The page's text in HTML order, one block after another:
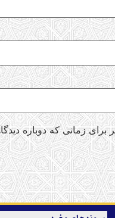
برای زمانی که دوباره